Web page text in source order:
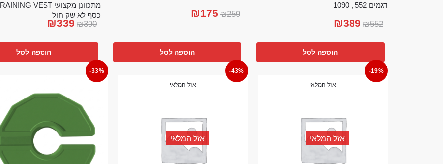
דגמים 552 , 1090
₪552
₪389
הוספה לסל
₪259
₪175
הוספה לסל
כסף לא שק חול
₪390
₪339
הוספה לסל
-19%
אזל המלאי
אזל המלאי
-43%
אזל המלאי
אזל המלאי
-33%